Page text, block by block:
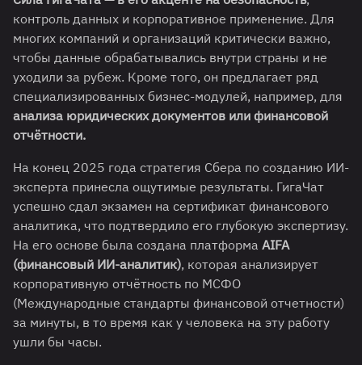
контроль данных и корпоративное применение. Для
многих компаний и организаций критически важно,
чтобы данные обрабатывались внутри страны и не
уходили за рубеж. Кроме того, он предлагает ряд
специализированных бизнес-модулей, например, для
анализа юридических документов или финансовой
отчётности.
На конец 2025 года стратегия Сбера по созданию ИИ-
эксперта принесла ощутимые результаты. ГигаЧат
успешно сдал экзамен на сертификат финансового
аналитика, что подтвердило его глубокую экспертизу.
На его основе была создана платформа AIFA
(финансовый ИИ-аналитик), которая анализирует
корпоративную отчётность по МСФО
(Международные стандарты финансовой отчетности)
за минуты, в то время как у человека на эту работу
ушли бы часы.